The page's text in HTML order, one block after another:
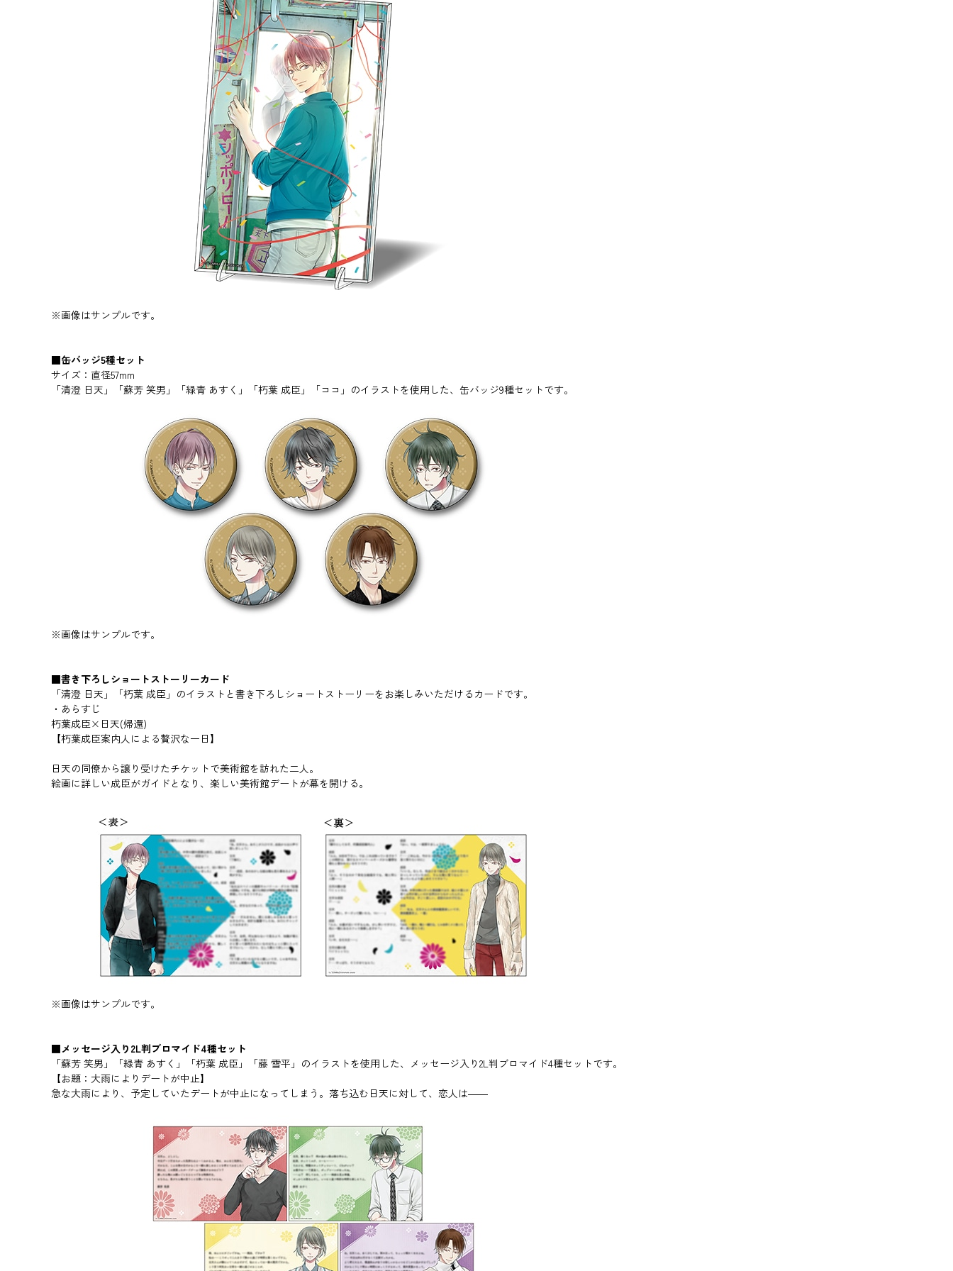
※画像はサンプルです。
■缶バッジ5種セット
サイズ：直径57mm
「清澄 日天」「蘇芳 笑男」「緑青 あすく」「朽葉 成臣」「ココ」のイラストを使用した、缶バッジ9種セットです。
※画像はサンプルです。
■書き下ろしショートストーリーカード
「清澄 日天」「朽葉 成臣」のイラストと書き下ろしショートストーリーをお楽しみいただけるカードです。
・あらすじ
朽葉成臣×日天(帰還)
【朽葉成臣案内人による贅沢な一日】
日天の同僚から譲り受けたチケットで美術館を訪れた二人。
絵画に詳しい成臣がガイドとなり、楽しい美術館デートが幕を開ける。
※画像はサンプルです。
■メッセージ入り2L判ブロマイド4種セット
「蘇芳 笑男」「緑青 あすく」「朽葉 成臣」「藤 雪平」のイラストを使用した、メッセージ入り2L判ブロマイド4種セットです。
【お題：大雨によりデートが中止】
急な大雨により、予定していたデートが中止になってしまう。落ち込む日天に対して、恋人は――